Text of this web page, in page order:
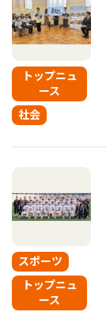
トップニュ
ース
社会
スポーツ
トップニュ
ース